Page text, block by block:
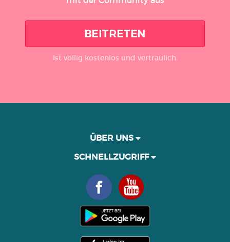
BEITRETEN
Ist völlig kostenlos und vertraulich.
ÜBER UNS
SCHNELLZUGRIFF